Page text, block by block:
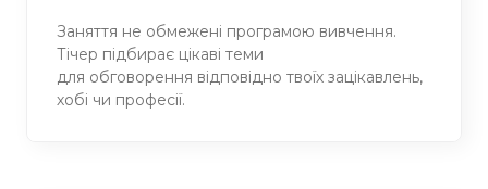
Заняття не обмежені програмою вивчення.
Тічер підбирає цікаві теми
для обговорення відповідно твоїх зацікавлень,
хобі чи професії.